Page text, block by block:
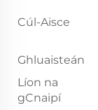
Cúl-Aisce
Ghluaisteán
Líon na
gCnaipí